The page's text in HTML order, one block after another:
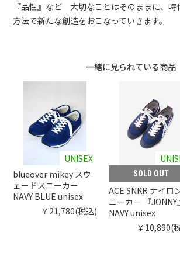
『品性』など 大切なことはそのままに、時
方法で新たな創造をおこなっていきます。
一緒に見られている商品
UNISEX
blueover mikey スウ
ェードスニーカー
NAVY BLUE unisex
￥21,780(税込)
SOLD OUT
ACE SNKR ナイロ
ニーカー 『JONNY』
NAVY unisex
￥10,890(